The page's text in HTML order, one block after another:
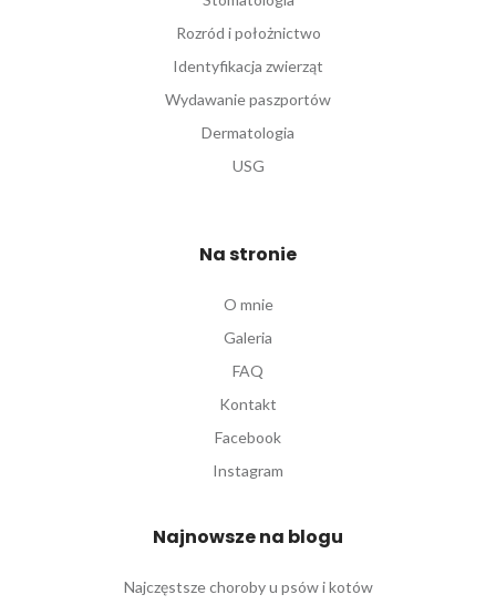
Rozród i położnictwo
Identyfikacja zwierząt
Wydawanie paszportów
Dermatologia
USG
Na stronie
O mnie
Galeria
FAQ
Kontakt
Facebook
Instagram
Najnowsze na blogu
Najczęstsze choroby u psów i kotów